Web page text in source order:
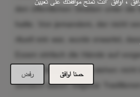
den öffentlichen Straßen unter die
hatte. Von jemandem, der nicht
rituell rein war, wurde erwartet,
Essen einfach die Hände auf
wusch. Diese Regeln stehen nicht
sondern waren religiöse Traditionen.
رفض حسنا اوافق